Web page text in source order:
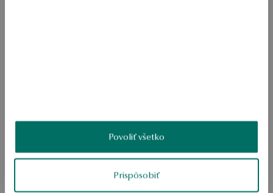
Povoliť všetko
Prispôsobiť
BEZPEČNOSŤ